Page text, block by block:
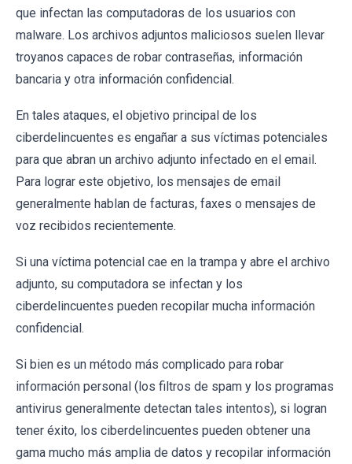
que infectan las computadoras de los usuarios con
malware. Los archivos adjuntos maliciosos suelen llevar
troyanos capaces de robar contraseñas, información
bancaria y otra información confidencial.
En tales ataques, el objetivo principal de los
ciberdelincuentes es engañar a sus víctimas potenciales
para que abran un archivo adjunto infectado en el email.
Para lograr este objetivo, los mensajes de email
generalmente hablan de facturas, faxes o mensajes de
voz recibidos recientemente.
Si una víctima potencial cae en la trampa y abre el archivo
adjunto, su computadora se infectan y los
ciberdelincuentes pueden recopilar mucha información
confidencial.
Si bien es un método más complicado para robar
información personal (los filtros de spam y los programas
antivirus generalmente detectan tales intentos), si logran
tener éxito, los ciberdelincuentes pueden obtener una
gama mucho más amplia de datos y recopilar información